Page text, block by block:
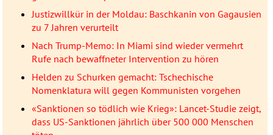
Justizwillkür in der Moldau: Baschkanin von Gagausien
zu 7 Jahren verurteilt
Nach Trump-Memo: In Miami sind wieder vermehrt
Rufe nach bewaffneter Intervention zu hören
Helden zu Schurken gemacht: Tschechische
Nomenklatura will gegen Kommunisten vorgehen
«Sanktionen so tödlich wie Krieg»: Lancet-Studie zeigt,
dass US-Sanktionen jährlich über 500 000 Menschen